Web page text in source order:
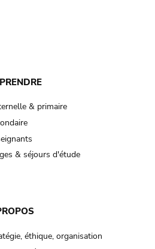
& primaire
& séjours d'étude
éthique, organisation